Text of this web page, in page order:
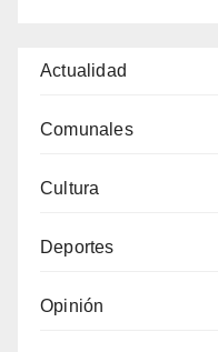
Actualidad
Comunales
Cultura
Deportes
Opinión